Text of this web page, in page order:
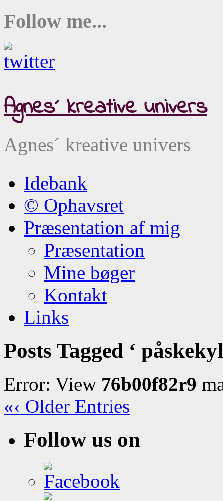
Follow me...
Agnes´ kreative univers
Agnes´ kreative univers
Idebank
© Ophavsret
Præsentation af mig
Præsentation
Mine bøger
Kontakt
Links
Posts Tagged ‘
Error: View 76b00f82r9
«‹ Older Entries
Follow us on